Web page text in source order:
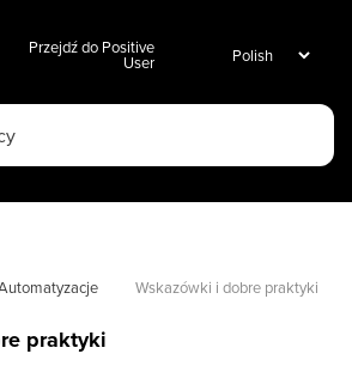
Przejdź do Positive
User
Wskazówki i dobre praktyki
praktyki